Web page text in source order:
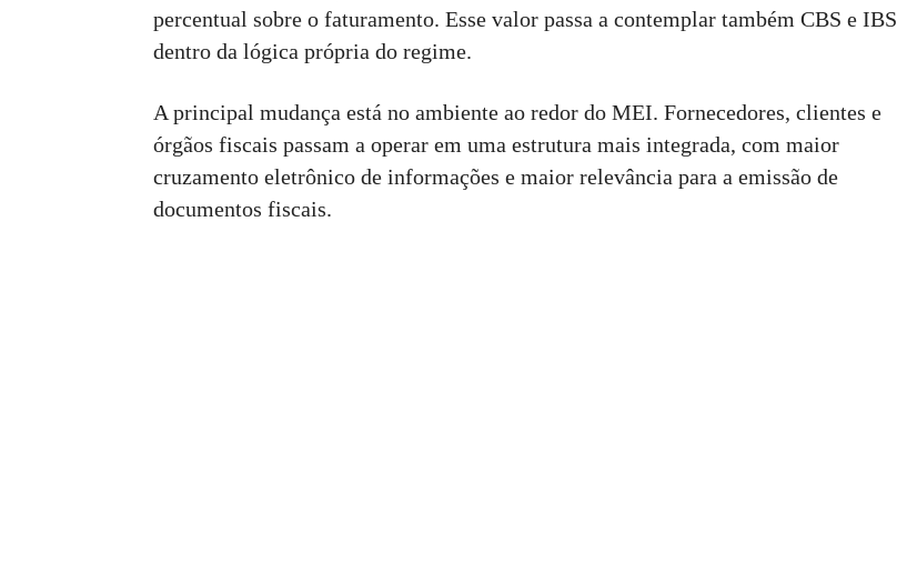
percentual sobre o faturamento. Esse valor passa a contemplar também CBS e IBS
dentro da lógica própria do regime.
A principal mudança está no ambiente ao redor do MEI. Fornecedores, clientes e
órgãos fiscais passam a operar em uma estrutura mais integrada, com maior
cruzamento eletrônico de informações e maior relevância para a emissão de
documentos fiscais.